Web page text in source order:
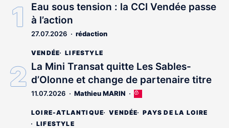
Eau sous tension : la CCI Vendée passe
à l’action
27.07.2026 rédaction
VENDÉE LIFESTYLE
La Mini Transat quitte Les Sables-
d’Olonne et change de partenaire titre
11.07.2026 Mathieu MARIN
Cet
est
LOIRE-ATLANTIQUE VENDÉE
PAYS DE LA LOIRE
LIFESTYLE